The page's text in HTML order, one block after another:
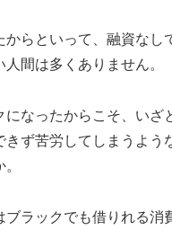
からといって、融資なし
間は多くありません。
になったからこそ、いざ
きず苦労してしまうよう
ブラックでも借りれる消